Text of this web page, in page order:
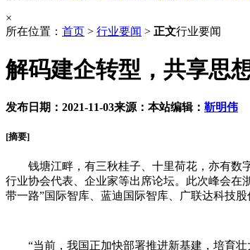
×
所在位置： 首页 > 行业要闻 > 正文行业要闻
解码建企转型，共享思
发布日期：2021-11-03来源：本站编辑： 靳明伟
[摘要]
钱塘江畔，有三秋桂子、十里荷花，亦有数字
行业协会代表、企业家等出席论坛。此次峰会在
带一路”国际智库、蓝迪国际智库、广联达科技
“当前，我国正加快部署推进新基建，培育壮